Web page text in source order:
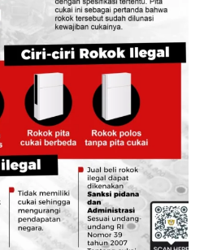
sinergi yang baik antara
Jember, dan seluruh
mendukung
menjaga ketersediaan
ke gudang-gudang Bulog
mencegah penurunan harga
petani yang kerap terjadi
Bupati Jember
bahwa kepastian pasar